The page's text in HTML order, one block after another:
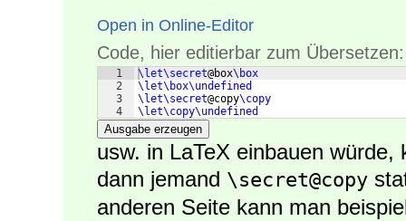
Open in Online-Editor
Code, hier editierbar zum Übersetzen:
1
2
3
4
\let\secret@box\box
\let\box\undefined
\let\secret@copy\copy
\let\copy\undefined
Ausgabe erzeugen
usw. in LaTeX einbauen
dann jemand \secret@copy
anderen Seite kann man